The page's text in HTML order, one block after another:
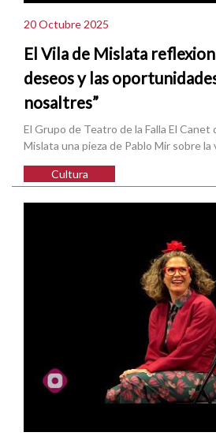
20 Octubre 2025
El Vila de Mislata
deseos y las
nosaltres”
El Grupo de Teatro de la Falla El Canet
Mislata una pieza de Pablo Mir sobre la
Cultura